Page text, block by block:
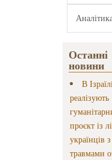
Останні
новини
В
реалізують
проєкт із
українців з
травмами